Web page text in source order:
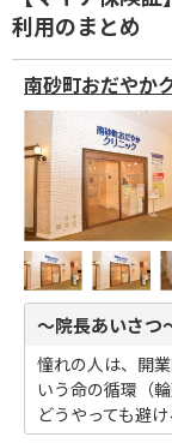
利用のまとめ
南砂町おだやか
～院長あいさつ
憧れの人は、開
いう命の循環（
どうやっても避